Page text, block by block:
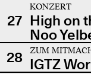
27
KONZERT
High on
Noo
28
ZUM
IGTZ